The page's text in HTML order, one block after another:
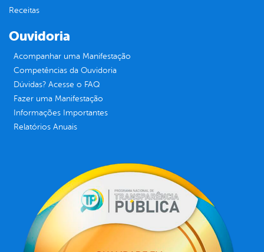
Receitas
Ouvidoria
Acompanhar uma Manifestação
Competências da Ouvidoria
Dúvidas? Acesse o FAQ
Fazer uma Manifestação
Informações Importantes
Relatórios Anuais